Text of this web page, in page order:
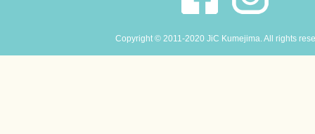
Copyright © 2011-2020 JiC Kumejima. All rights